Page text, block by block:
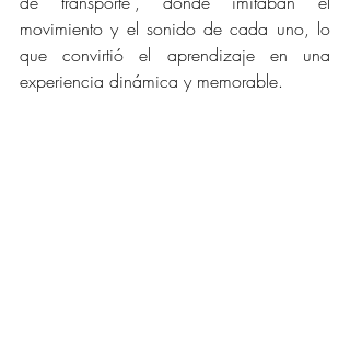
movimiento y el sonido de cada uno, lo
que convirtió el aprendizaje en una
experiencia dinámica y memorable.